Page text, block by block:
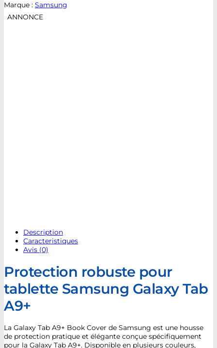
Marque : Samsung
ANNONCE
Description
Caracteristiques
Avis (0)
Protection robuste pour
tablette Samsung Galaxy Tab
A9+
La Galaxy Tab A9+ Book Cover de Samsung est une housse
de protection pratique et élégante conçue spécifiquement
pour la Galaxy Tab A9+. Disponible en plusieurs couleurs,